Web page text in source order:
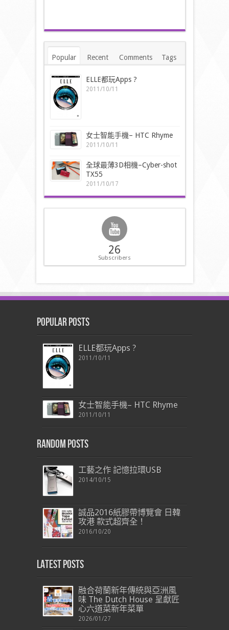
Popular Recent Comments Tags
ELLE都玩Apps ?
2011/10/11
女士智能手機– HTC Rhyme
2011/10/11
全球最薄3D相機–Cyber-shot
TX55
2011/10/17
26
Subscribers
Popular Posts
ELLE都玩Apps ?
2011/10/11
女士智能手機– HTC Rhyme
2011/10/11
Random Posts
工藝之作 記憶拉環USB
2014/10/15
誠品2016紙膠帶博覽會 日韓
攻港 款式超齊全！
2016/10/20
Latest Posts
融合荷蘭新年傳統與亞洲風
味 The Dutch House 呈獻匠
心六道菜新年菜單
2026/01/27